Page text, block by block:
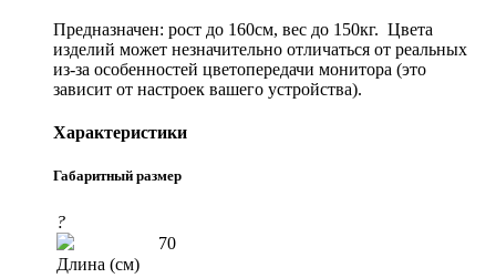
Предназначен: рост до 160см, вес до 150кг. Цвета
изделий может незначительно отличаться от реальных
из-за особенностей цветопередачи монитора (это
зависит от настроек вашего устройства).
Характеристики
Габаритный размер
?
Длина (см)
70